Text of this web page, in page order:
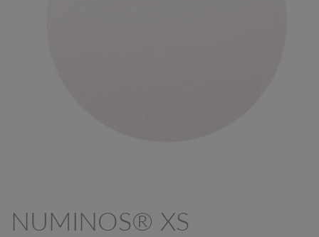
NUMINOS® XS